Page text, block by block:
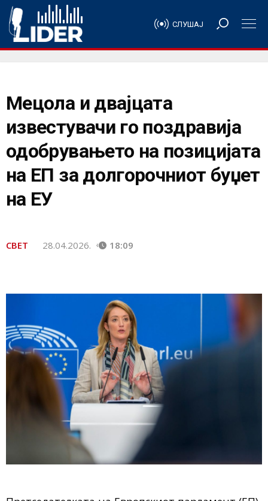
СЛУШАЈ
Мецола и двајцата
известувачи го поздравија
одобрувањето на позицијата
на ЕП за долгорочниот буџет
на ЕУ
СВЕТ 28.04.2026. 18:09